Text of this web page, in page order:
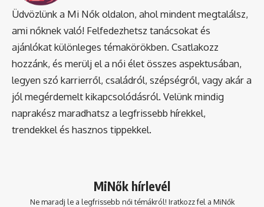
Üdvözlünk a Mi Nők oldalon, ahol mindent megtalálsz,
ami nőknek való! Felfedezhetsz tanácsokat és
ajánlókat különleges témakörökben. Csatlakozz
hozzánk, és merülj el a női élet összes aspektusában,
legyen szó karrierről, családról, szépségről, vagy akár a
jól megérdemelt kikapcsolódásról. Velünk mindig
naprakész maradhatsz a legfrissebb hírekkel,
trendekkel és hasznos tippekkel.
MiNők hírlevél
Ne maradj le a legfrissebb női témákról! Iratkozz fel a MiNők